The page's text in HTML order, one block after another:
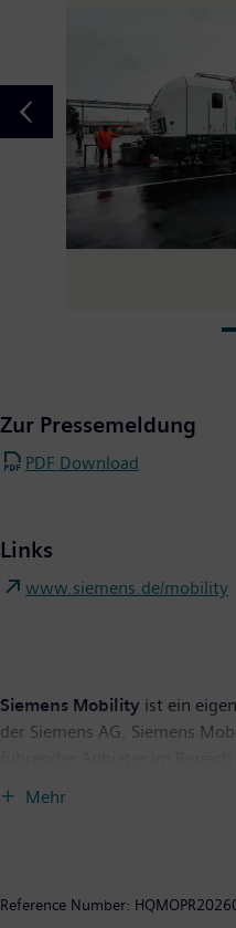
Zur Pressemeldung
PDF Download
Links
www.siemens.de/mobility
Siemens Mobility ist ein
der Siemens AG. Siemens
Produkten und Lösungen und
Mehr
Reference Number: